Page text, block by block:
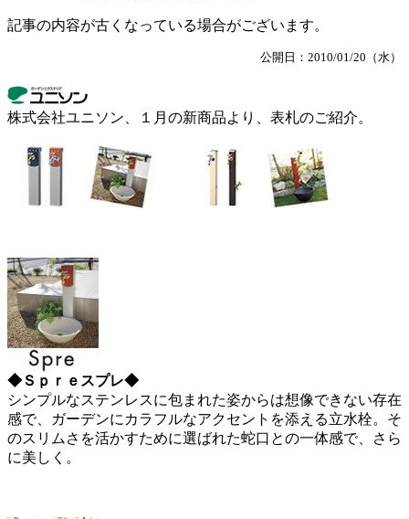
記事の内容が古くなっている場合がございます。
公開日：2010/01/20（水）
株式会社ユニソン、１月の新商品より、表札のご紹介。
◆Ｓｐｒｅスプレ◆
シンプルなステンレスに包まれた姿からは想像できない存在
感で、ガーデンにカラフルなアクセントを添える立水栓。そ
のスリムさを活かすために選ばれた蛇口との一体感で、さら
に美しく。